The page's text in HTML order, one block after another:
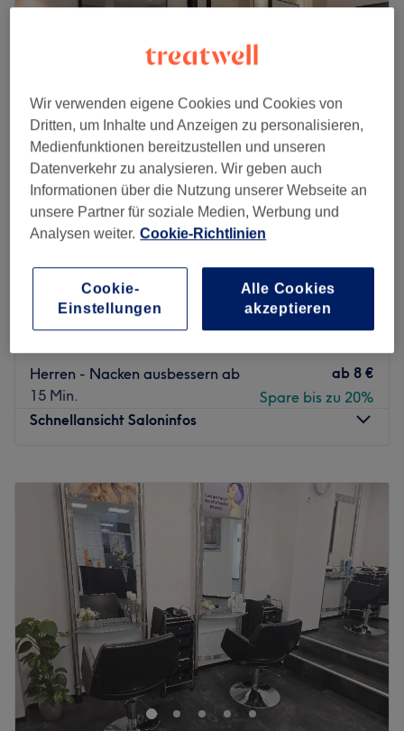
Vogue Hair Studio
4,8
897 Bewertungen
Nebenzeiten
Herren - Maschinenhaarschnitt
(eine länge)
ab
Spare bis zu 20%
Herren - Nacken ausbessern ab
15 Min.
ab 8 €
Spare bis zu 20%
Schnellansicht Saloninfos
Dienstag
19:00
Mittwoch
19:00
Donnerstag
19:00
Freitag
19:00
Samstag
17:00
Sonntag
Geschlossen
Lust auf tolle Haarschnitte und moderne Farben? Komm
im Vogue Hair Studio in Leipzig, Zentrum-Südost, vorbei
und suche dir aus dem vielfältigen Angebot das Passende
für dich heraus. Ob Hochsteckfrisur, Balayage oder
Wir verwenden eigene Cookies und Cookies von
Dritten, um Inhalte und Anzeigen zu personalisieren,
Medienfunktionen bereitzustellen und unseren
Datenverkehr zu analysieren. Wir geben auch
Informationen über die Nutzung unserer Webseite an
unsere Partner für soziale Medien, Werbung und
Analysen weiter. Cookie-Richtlinien
Cookie-
Einstellungen
Alle Cookies
akzeptieren